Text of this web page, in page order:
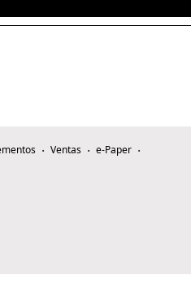
Ventas
e-Paper